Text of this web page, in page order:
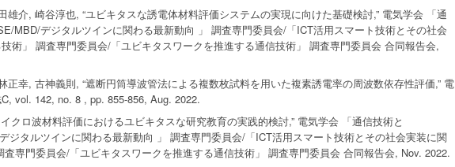
BACHELOR
BACHELOR 2005-2009
2000-2004
1995-1999
2010-2014
2005-2009
2000-2004
1995-1999
2021
2020
2017
2016
2015
2013
2012
2011
2005-2009 2009
2008
2006
1999-2004 2004
2003
雄介, 崎谷淳也, “ユビキタスな誘電体材料評価システムの実現に向けた基礎検討,” 電気学会 「通
MBD/デジタルツインに関わる最新動向 」 調査専門委員会/「ICT活用スマート技術とその社会
術」 調査専門委員会/「ユビキタスワークを推進する通信技術」 調査専門委員会 合同報告会,
正幸, 古神義則, “遮断円筒導波管法による複数枚試料を用いた複素誘電率の周波数依存性評価,” 電
vol. 142, no. 8 , pp. 855-856, Aug. 2022.
クロ波材料評価におけるユビキタスな研究教育の実践的検討,” 電気学会 「通信技術と
ジタルツインに関わる最新動向 」 調査専門委員会/「ICT活用スマート技術とその社会実装に関
査専門委員会/「ユビキタスワークを推進する通信技術」 調査専門委員会 合同報告会, Nov. 2022.